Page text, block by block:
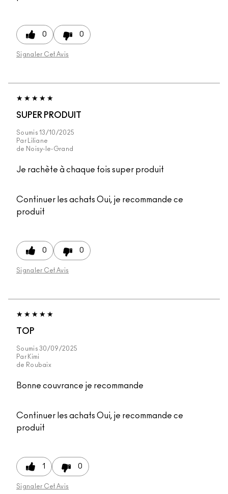
0 0
Signaler Cet Avis
SUPER PRODUIT
Soumis13/10/2025
Par
Liliane
de Noisy-le-Grand
Je rachète à chaque fois super produit
Continuer les achats Oui, je recommande ce
produit
0 0
Signaler Cet Avis
TOP
Soumis30/09/2025
Par Kimi
de Roubaix
Bonne couvrance je recommande
Continuer les achats Oui, je recommande ce
produit
1 0
Signaler Cet Avis